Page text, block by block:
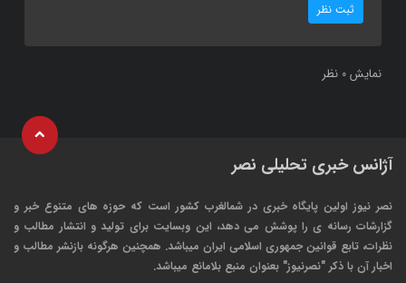
ثبت نظر
نمایش 0 نظر
آژانس خبری تحلیلی نصر
نصر نیوز اولین پایگاه خبری در شمالغرب کشور است که حوزه های متنوع خبر و
گزارشات رسانه ی را پوشش می دهد، این وبسایت برای تولید و انتشار مطالب و
نظرات، تابع قوانین جمهوری اسلامی ایران میباشد. همچنین هرگونه بازنشر مطالب و
اخبار آن با ذکر "نصرنیوز" بعنوان منبع بلامانع میباشد.